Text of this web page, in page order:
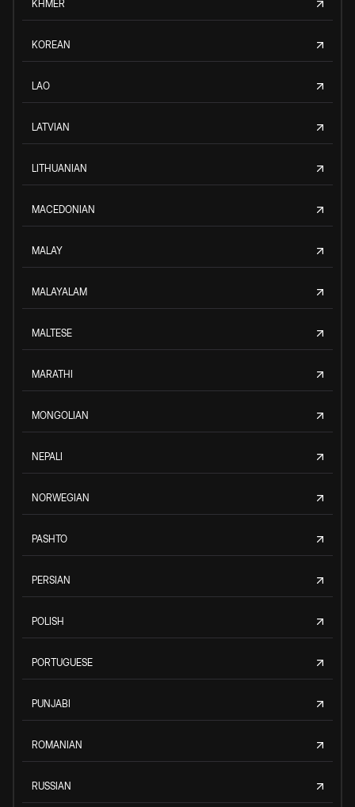
KHMER
KOREAN
LAO
LATVIAN
LITHUANIAN
MACEDONIAN
MALAY
MALAYALAM
MALTESE
MARATHI
MONGOLIAN
NEPALI
NORWEGIAN
PASHTO
PERSIAN
POLISH
PORTUGUESE
PUNJABI
ROMANIAN
RUSSIAN